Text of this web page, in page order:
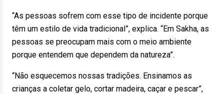
“As pessoas sofrem com esse tipo de incidente porque
têm um estilo de vida tradicional”, explica. “Em Sakha, as
pessoas se preocupam mais com o meio ambiente
porque entendem que dependem da natureza”.
“Não esquecemos nossas tradições. Ensinamos as
crianças a coletar gelo, cortar madeira, caçar e pescar”,